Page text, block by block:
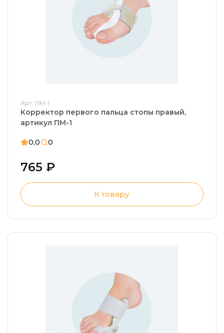
Арт: ПМ-1
Корректор первого пальца стопы правый,
артикул ПМ-1
0,0 0
765 ₽
К товару